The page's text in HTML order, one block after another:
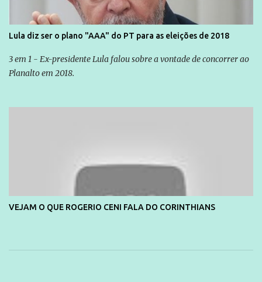
Lula diz ser o plano "AAA" do PT para as eleições de 2018
3 em 1 - Ex-presidente Lula falou sobre a vontade de concorrer ao
Planalto em 2018.
VEJAM O QUE ROGERIO CENI FALA DO CORINTHIANS